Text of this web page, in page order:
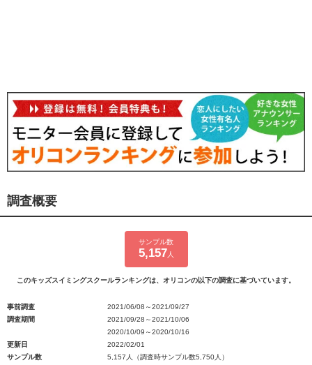
調査概要
サンプル数
5,157 人
このキッズスイミングスクールランキングは、オリコンの以下の調査に基づいています。
事前調査
2021/06/08～2021/09/27
調査期間
2021/09/28～2021/10/06
2020/10/09～2020/10/16
更新日
2022/02/01
サンプル数
5,157人（調査時サンプル数5,750人）